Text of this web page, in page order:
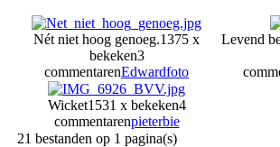
Nét niet hoog genoeg.1375 x
bekeken3
commentarenEdwardfoto
Levend
Wicket1531 x bekeken4
commentarenpieterbie
21 bestanden op 1 pagina(s)